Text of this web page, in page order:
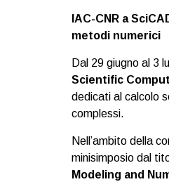
IAC-CNR a
metodi numerici
Dal 29 giugno al 3
Scientific
dedicati al calcolo
complessi.
Nell’ambito della
minisimposio dal
Modeling and